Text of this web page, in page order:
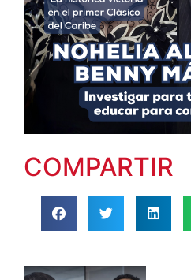
COMPARTIR